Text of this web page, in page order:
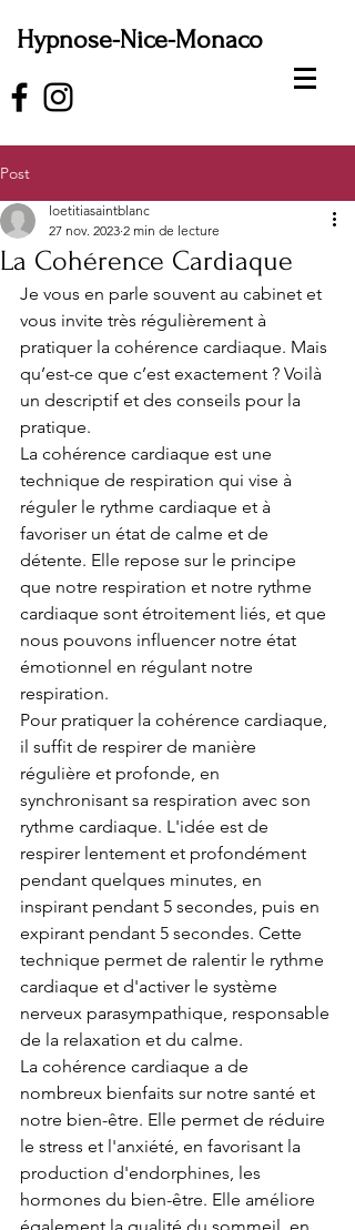
Hypnose-Nice-Monaco
Post
La Cohérence Cardiaque
loetitiasaintblanc
27 nov. 2023 2 min de lecture
Je vous en parle souvent au cabinet et
vous invite très régulièrement à
pratiquer la cohérence cardiaque. Mais
qu’est-ce que c’est exactement ? Voilà
un descriptif et des conseils pour la
pratique.
La cohérence cardiaque est une
technique de respiration qui vise à
réguler le rythme cardiaque et à
favoriser un état de calme et de
détente. Elle repose sur le principe
que notre respiration et notre rythme
cardiaque sont étroitement liés, et que
nous pouvons influencer notre état
émotionnel en régulant notre
respiration.
Pour pratiquer la cohérence cardiaque,
il suffit de respirer de manière
régulière et profonde, en
synchronisant sa respiration avec son
rythme cardiaque. L'idée est de
respirer lentement et profondément
pendant quelques minutes, en
inspirant pendant 5 secondes, puis en
expirant pendant 5 secondes. Cette
technique permet de ralentir le rythme
cardiaque et d'activer le système
nerveux parasympathique, responsable
de la relaxation et du calme.
La cohérence cardiaque a de
nombreux bienfaits sur notre santé et
notre bien-être. Elle permet de réduire
le stress et l'anxiété, en favorisant la
production d'endorphines, les
hormones du bien-être. Elle améliore